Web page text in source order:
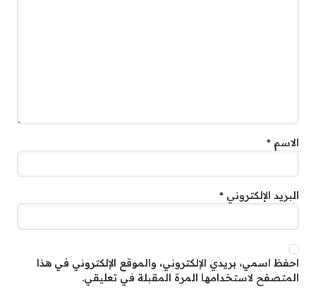
الاسم *
البريد الإلكتروني *
احفظ اسمي، بريدي الإلكتروني، والموقع الإلكتروني في هذا
المتصفح لاستخدامها المرة المقبلة في تعليقي.